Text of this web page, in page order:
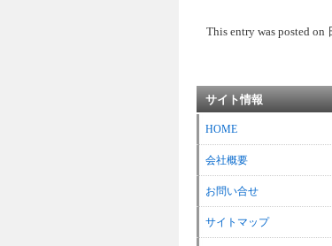
This entry was posted on
サイト情報
HOME
会社概要
お問い合せ
サイトマップ